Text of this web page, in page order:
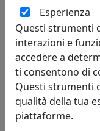
APPLIQUE/
Toplight
Esperienza
Questi strumenti
interazioni e
accedere a
ti consentono di
Questi strumenti
qualità della tua
piattaforme.